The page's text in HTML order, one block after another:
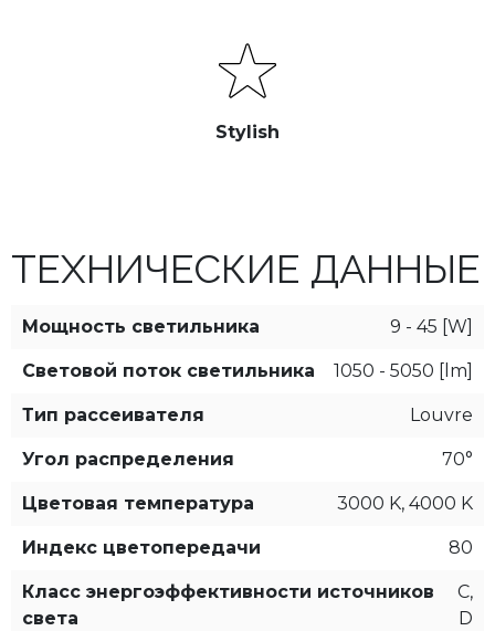
Stylish
ТЕХНИЧЕСКИЕ ДАННЫЕ
Мощность светильника 9 - 45 [W]
Световой поток светильника 1050 - 5050 [lm]
Тип рассеивателя Louvre
Угол распределения 70°
Цветовая температура 3000 K, 4000 K
Индекс цветопередачи 80
Класс энергоэффективности источников
света
C,
D